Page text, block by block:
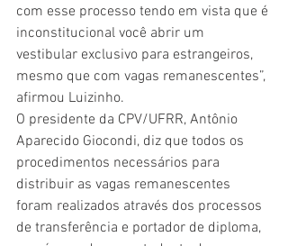
com esse processo tendo em vista que é
inconstitucional você abrir um
vestibular exclusivo para estrangeiros,
mesmo que com vagas remanescentes”,
afirmou Luizinho.
O presidente da CPV/UFRR, Antônio
Aparecido Giocondi, diz que todos os
procedimentos necessários para
distribuir as vagas remanescentes
foram realizados através dos processos
de transferência e portador de diploma,